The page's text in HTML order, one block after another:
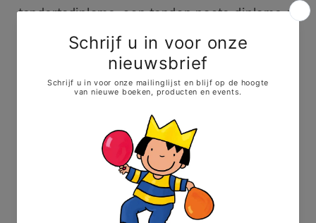
tandartsdiploma, een tanden poets-diploma en
een dapperheidsdiploma. Je kan ze afprinten
in kleur of in zwart-wit, om door de kleuter
voor peuters en jonge kleuters: 'Anna bij de
tandarts' en 'Anna poetst haar tanden'. De
boeken kunnen worden aangekocht in de